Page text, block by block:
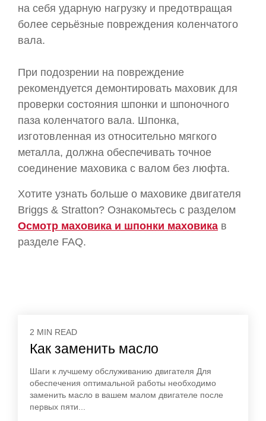
на себя ударную нагрузку и предотвращая
более серьёзные повреждения коленчатого
вала.
При подозрении на повреждение
рекомендуется демонтировать маховик для
проверки состояния шпонки и шпоночного
паза коленчатого вала. Шпонка,
изготовленная из относительно мягкого
металла, должна обеспечивать точное
соединение маховика с валом без люфта.
Хотите узнать больше о маховике двигателя
Briggs & Stratton? Ознакомьтесь с разделом
Осмотр маховика и шпонки маховика в
разделе FAQ.
2 MIN READ
Как заменить масло
Шаги к лучшему обслуживанию двигателя Для
обеспечения оптимальной работы необходимо
заменить масло в вашем малом двигателе после
первых пяти...